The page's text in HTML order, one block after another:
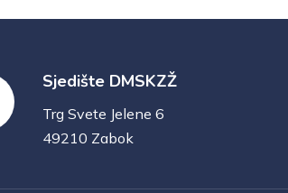
Sjedište DMSKZŽ
Trg Svete Jelene 6
49210 Zabok